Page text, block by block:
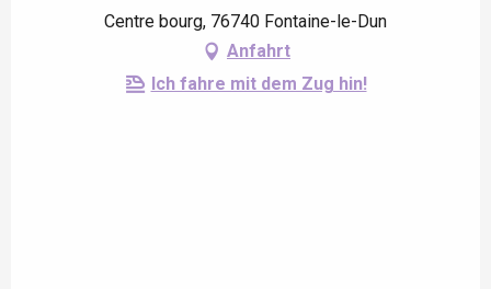
Centre bourg, 76740 Fontaine-le-Dun
Anfahrt
Ich fahre mit dem Zug hin!